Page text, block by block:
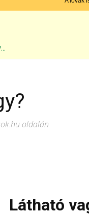
oldalán
Látható